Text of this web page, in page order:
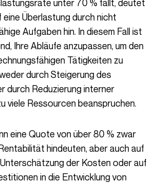
eine Überlastung durch nicht
Aufgaben hin. In diesem Fall ist
Ihre Abläufe anzupassen, um den
Tätigkeiten zu
durch Steigerung des
durch Reduzierung interner
viele Ressourcen beanspruchen.
hindeuten, aber auch auf
der Kosten oder auf
in die Entwicklung von